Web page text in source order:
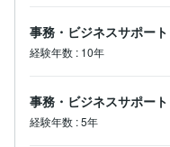
事務・ビジネスサポート
経験年数 : 10年
事務・ビジネスサポート
経験年数 :5年